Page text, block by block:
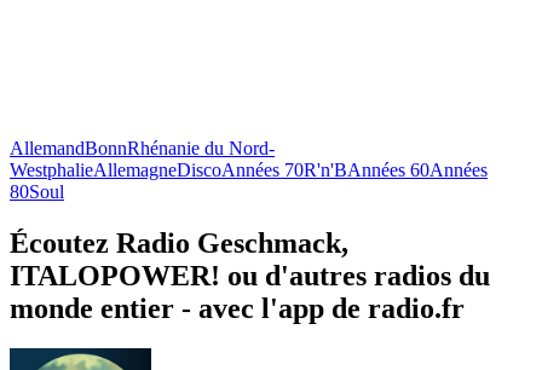
AllemandBonnRhénanie du Nord-
WestphalieAllemagneDiscoAnnées 70R'n'BAnnées 60Années
80Soul
Écoutez Radio Geschmack,
ITALOPOWER! ou d'autres radios du
monde entier - avec l'app de radio.fr